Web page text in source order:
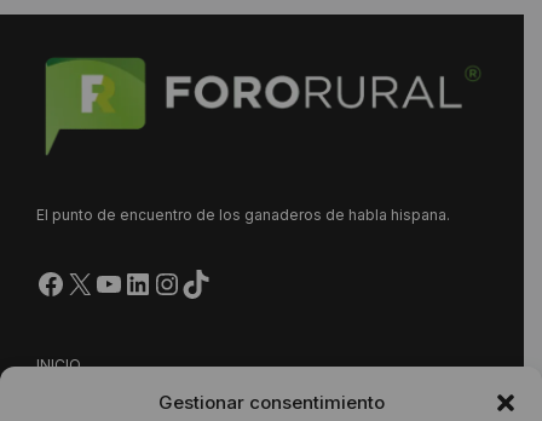
Gestionar consentimiento
El punto de encuentro de los ganaderos de habla hispana.
Facebook
X YouTube
LinkedIn
Instagram
https://www.tiktok.com/
INICIO
NUESTRA PROPUESTA